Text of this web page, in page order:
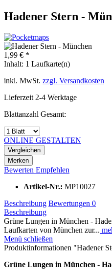
Hadener Stern -
1,99 € *
Inhalt: 1 Laufkarte(n)
inkl. MwSt. zzgl. Versandkosten
Lieferzeit 2-4 Werktage
Blattanzahl Gesamt:
ONLINE GESTALTEN
Vergleichen
Merken
Bewerten Empfehlen
Artikel-Nr.: MP10027
Beschreibung Bewertungen 0
Beschreibung
Grüne Lungen in München -
Laufkarten von München zur...
Menü schließen
Produktinformationen "Hadener
Grüne Lungen in München -